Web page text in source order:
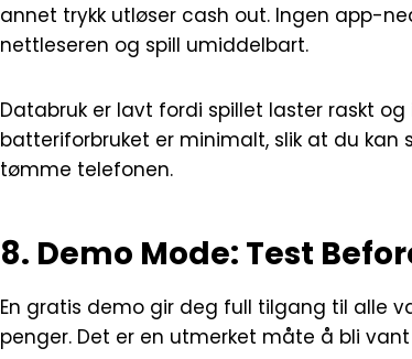
annet trykk utløser cash out. Ingen app-
nettleseren og spill umiddelbart.
Databruk er lavt fordi spillet laster raskt
batteriforbruket er minimalt, slik at du kan
tømme telefonen.
8. Demo Mode: Test
En gratis demo gir deg full tilgang til alle
penger. Det er en utmerket måte å bli